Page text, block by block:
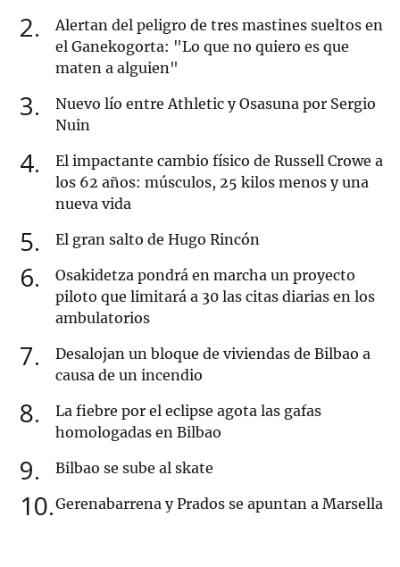
2
Alertan del peligro de tres mastines sueltos en
el Ganekogorta: "Lo que no quiero es que
maten a alguien"
3
Nuevo lío entre Athletic y Osasuna por Sergio
Nuin
4
El impactante cambio físico de Russell Crowe a
los 62 años: músculos, 25 kilos menos y una
nueva vida
5 El gran salto de Hugo Rincón
6
Osakidetza pondrá en marcha un proyecto
piloto que limitará a 30 las citas diarias en los
ambulatorios
7
Desalojan un bloque de viviendas de Bilbao a
causa de un incendio
8
La fiebre por el eclipse agota las gafas
homologadas en Bilbao
9 Bilbao se sube al skate
10 Gerenabarrena y Prados se apuntan a Marsella